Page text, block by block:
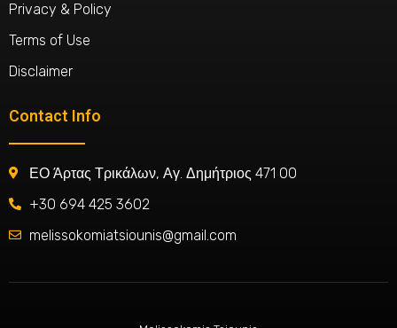
Privacy & Policy
Terms of Use
Disclaimer
Contact Info
ΕΟ Άρτας Τρικάλων, Αγ. Δημήτριος 471 00
+30 694 425 3602
melissokomiatsiounis@gmail.com